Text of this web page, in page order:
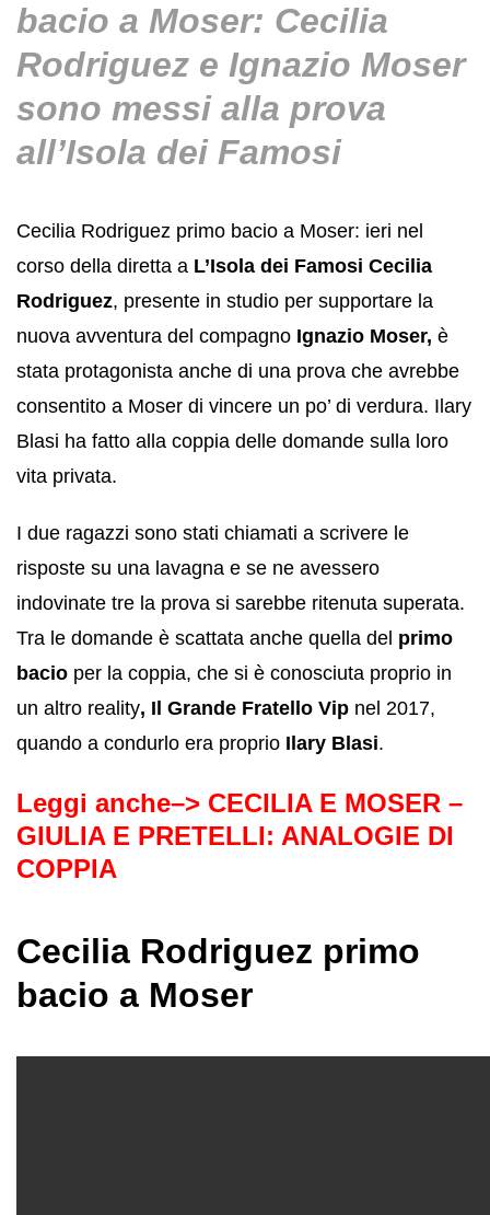
bacio a Moser: Cecilia
Rodriguez e Ignazio Moser
sono messi alla prova
all’Isola dei Famosi
Cecilia Rodriguez primo bacio a Moser: ieri nel
corso della diretta a L’Isola dei Famosi Cecilia
Rodriguez, presente in studio per supportare la
nuova avventura del compagno Ignazio Moser, è
stata protagonista anche di una prova che avrebbe
consentito a Moser di vincere un po’ di verdura. Ilary
Blasi ha fatto alla coppia delle domande sulla loro
vita privata.
I due ragazzi sono stati chiamati a scrivere le
risposte su una lavagna e se ne avessero
indovinate tre la prova si sarebbe ritenuta superata.
Tra le domande è scattata anche quella del primo
bacio per la coppia, che si è conosciuta proprio in
un altro reality, Il Grande Fratello Vip nel 2017,
quando a condurlo era proprio Ilary Blasi.
Leggi anche–> CECILIA E MOSER –
GIULIA E PRETELLI: ANALOGIE DI
COPPIA
Cecilia Rodriguez primo
bacio a Moser